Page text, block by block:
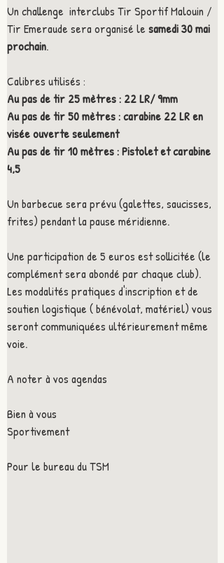
Un challenge  interclubs Tir Sportif Malouin /
Tir Emeraude sera organisé le samedi 30 mai
prochain.
Calibres utilisés :
Au pas de tir 25 mètres : 22 LR/ 9mm
Au pas de tir 50 mètres : carabine 22 LR en
visée ouverte seulement
Au pas de tir 10 mètres : Pistolet et carabine
4,5
Un barbecue sera prévu (galettes, saucisses,
frites) pendant la pause méridienne.
Une participation de 5 euros est sollicitée (le
complément sera abondé par chaque club).
Les modalités pratiques d'inscription et de
soutien logistique ( bénévolat, matériel) vous
seront communiquées ultérieurement même
voie.
A noter à vos agendas
Bien à vous
Sportivement
Pour le bureau du TSM